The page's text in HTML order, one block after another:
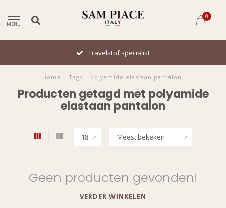
MENU
0
Travelstof specialist
Home Tags polyamide elastaan pantalon
Producten getagd met polyamide
elastaan pantalon
Geen producten gevonden!
VERDER WINKELEN